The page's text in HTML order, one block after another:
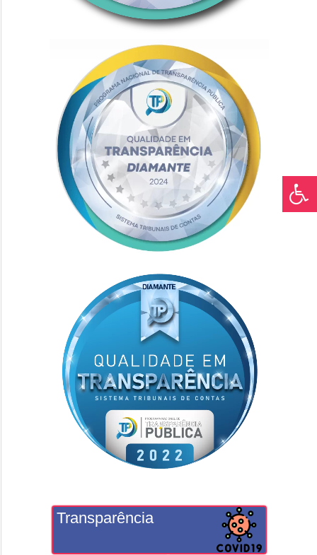
Transparência